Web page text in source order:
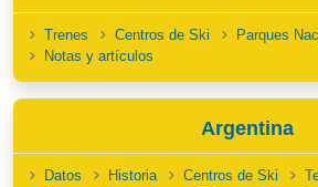
Trenes Centros de Ski Parques
Notas y artículos
Argentina
Datos Historia Centros de Ski